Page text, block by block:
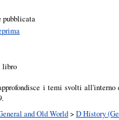
pubblicata
libro
i temi svolti
and Old World> D History